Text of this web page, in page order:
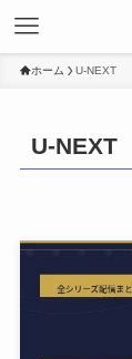
ホーム U-NEXT
U-NEXT